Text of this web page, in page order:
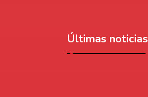
Últimas noticias